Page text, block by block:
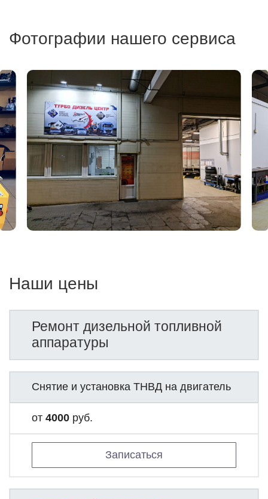
Фотографии нашего сервиса
Наши цены
Ремонт дизельной топливной
аппаратуры
Снятие и установка ТНВД на двигатель
от 4000 руб.
Записаться